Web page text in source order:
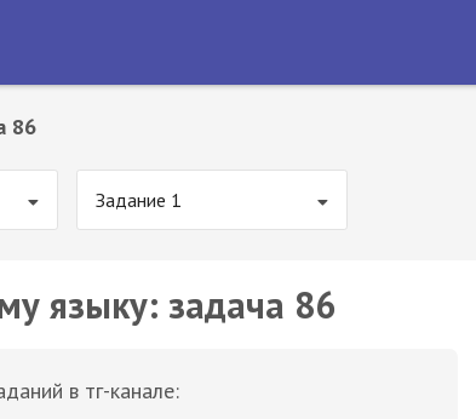
86
Задание 1
языку: задача 86
в тг-канале: